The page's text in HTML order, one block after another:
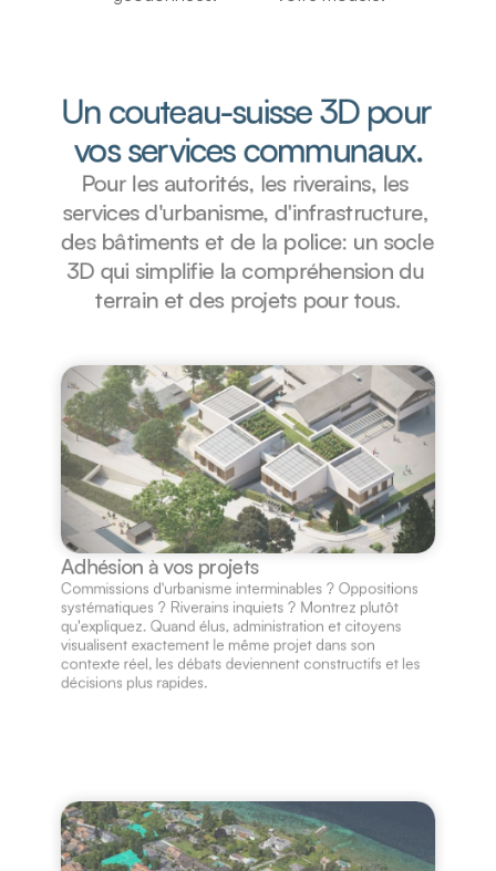
Un couteau-suisse 3D pour
vos services communaux.
Pour les autorités, les riverains, les
services d'urbanisme, d'infrastructure,
des bâtiments et de la police: un socle
3D qui simplifie la compréhension du
terrain et des projets pour tous.
Adhésion à vos projets
Commissions d'urbanisme interminables ? Oppositions
systématiques ? Riverains inquiets ? Montrez plutôt
qu'expliquez. Quand élus, administration et citoyens
visualisent exactement le même projet dans son
contexte réel, les débats deviennent constructifs et les
décisions plus rapides.